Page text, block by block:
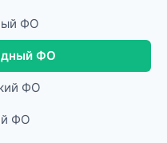
ФО
ФО
ФО
ФО